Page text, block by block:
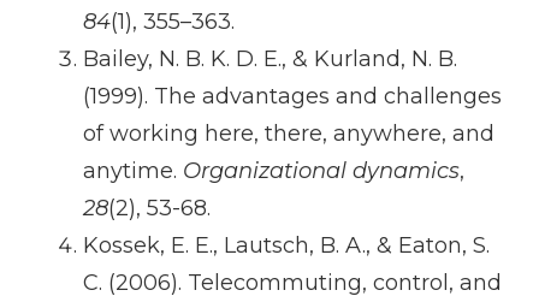
84(1), 355–363.
Bailey, N. B. K. D. E., & Kurland, N. B.
(1999). The advantages and challenges
of working here, there, anywhere, and
anytime. Organizational dynamics,
28(2), 53-68.
Kossek, E. E., Lautsch, B. A., & Eaton, S.
C. (2006). Telecommuting, control, and